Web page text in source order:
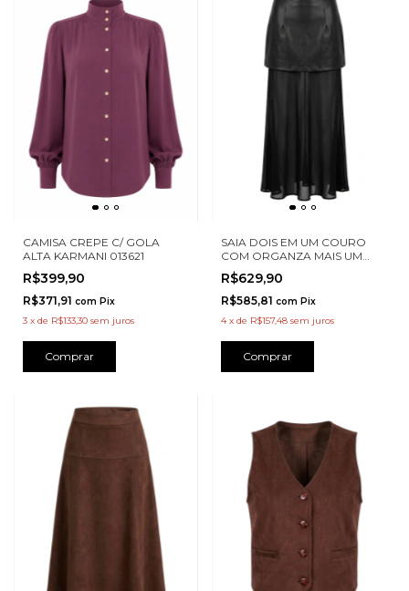
CAMISA CREPE C/ GOLA
ALTA KARMANI 013621
R$399,90
R$371,91 com Pix
3 x de R$133,30 sem juros
Comprar
SAIA DOIS EM UM COURO
COM ORGANZA MAIS UM
JH13589
R$629,90
R$585,81 com Pix
4 x de R$157,48 sem juros
Comprar